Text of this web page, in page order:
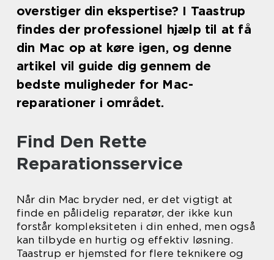
overstiger din ekspertise? I Taastrup
findes der professionel hjælp til at få
din Mac op at køre igen, og denne
artikel vil guide dig gennem de
bedste muligheder for Mac-
reparationer i området.
Find Den Rette
Reparationsservice
Når din Mac bryder ned, er det vigtigt at
finde en pålidelig reparatør, der ikke kun
forstår kompleksiteten i din enhed, men også
kan tilbyde en hurtig og effektiv løsning.
Taastrup er hjemsted for flere teknikere og